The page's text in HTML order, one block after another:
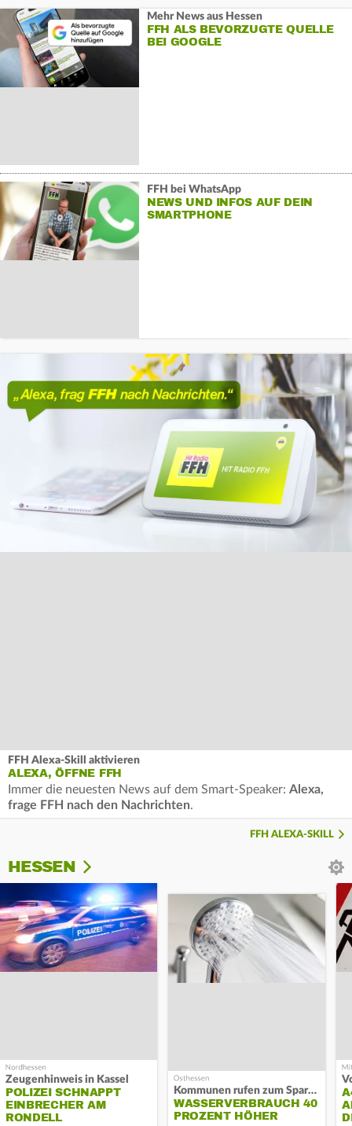
Mehr News aus Hessen
FFH ALS BEVORZUGTE QUELLE
BEI GOOGLE
FFH bei WhatsApp
NEWS UND INFOS AUF DEIN
SMARTPHONE
FFH Alexa-Skill aktivieren
ALEXA, ÖFFNE FFH
Immer die neuesten News auf dem Smart-Speaker: Alexa,
frage FFH nach den Nachrichten.
FFH ALEXA-SKILL
HESSEN
Zeugenhinweis in Kassel
POLIZEI SCHNAPPT
EINBRECHER AM
RONDELL
Kommunen rufen zum Sparen auf
WASSERVERBRAUCH 40
PROZENT HÖHER